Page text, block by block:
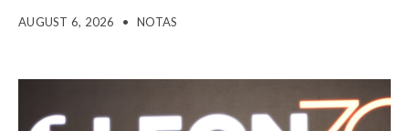
AUGUST 6, 2026 • NOTAS